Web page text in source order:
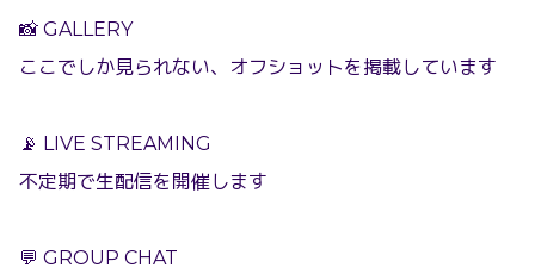
📸 GALLERY
ここでしか見られない、オフショットを掲載しています
📡 LIVE STREAMING
不定期で生配信を開催します
💬 GROUP CHAT